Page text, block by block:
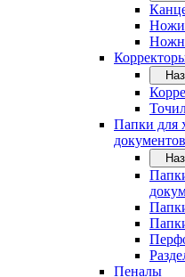
Ножи
Папки для
документов
Пеналы